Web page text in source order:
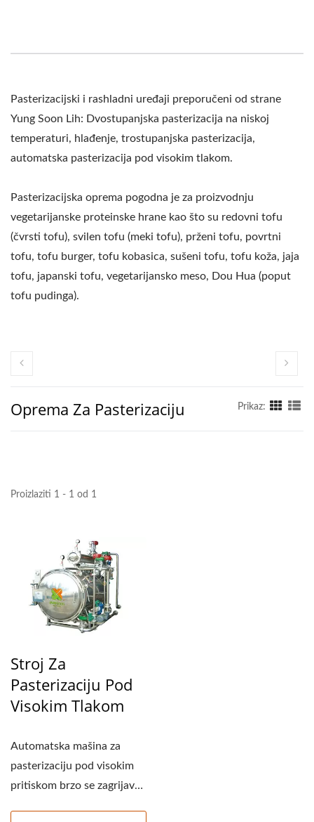
Pasterizacijski i rashladni uređaji preporučeni od strane
Yung Soon Lih: Dvostupanjska pasterizacija na niskoj
temperaturi, hlađenje, trostupanjska pasterizacija,
automatska pasterizacija pod visokim tlakom.
Pasterizacijska oprema pogodna je za proizvodnju
vegetarijanske proteinske hrane kao što su redovni tofu
(čvrsti tofu), svilen tofu (meki tofu), prženi tofu, povrtni
tofu, tofu burger, tofu kobasica, sušeni tofu, tofu koža, jaja
tofu, japanski tofu, vegetarijansko meso, Dou Hua (poput
tofu pudinga).
Oprema Za Pasterizaciju Prikaz:
Proizlaziti 1 - 1 od 1
Stroj Za
Pasterizaciju Pod
Visokim Tlakom
Automatska mašina za
pasterizaciju pod visokim
pritiskom brzo se zagrijava,